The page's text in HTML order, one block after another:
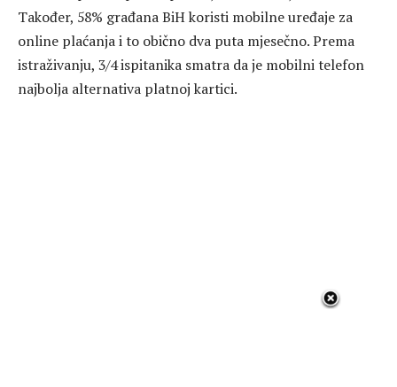
Također, 58% građana BiH koristi mobilne uređaje za
online plaćanja i to obično dva puta mjesečno. Prema
istraživanju, 3/4 ispitanika smatra da je mobilni telefon
najbolja alternativa platnoj kartici.